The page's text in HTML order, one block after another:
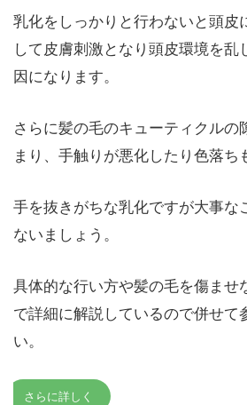
乳化をしっかりと行わないと頭皮
して皮膚刺激となり頭皮環境を乱
因になります。
さらに髪の毛のキューティクルの
まり、手触りが悪化したり色落ち
手を抜きがちな乳化ですが大事な
ないましょう。
具体的な行い方や髪の毛を傷ませ
で詳細に解説しているので併せて
い。
さらに詳しく